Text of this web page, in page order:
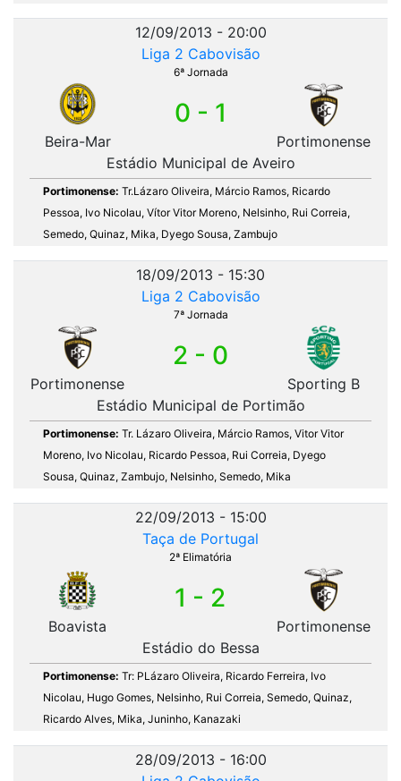
12/09/2013 - 20:00
Liga 2 Cabovisão
6ª Jornada
Beira-Mar
0 - 1
Portimonense
Estádio Municipal de Aveiro
Portimonense: Tr.Lázaro Oliveira, Márcio Ramos, Ricardo
Pessoa, Ivo Nicolau, Vítor Vitor Moreno, Nelsinho, Rui Correia,
Semedo, Quinaz, Mika, Dyego Sousa, Zambujo
18/09/2013 - 15:30
Liga 2 Cabovisão
7ª Jornada
Portimonense
2 - 0
Sporting B
Estádio Municipal de Portimão
Portimonense: Tr. Lázaro Oliveira, Márcio Ramos, Vitor Vitor
Moreno, Ivo Nicolau, Ricardo Pessoa, Rui Correia, Dyego
Sousa, Quinaz, Zambujo, Nelsinho, Semedo, Mika
22/09/2013 - 15:00
Taça de Portugal
2ª Elimatória
Boavista
1 - 2
Portimonense
Estádio do Bessa
Portimonense: Tr: PLázaro Oliveira, Ricardo Ferreira, Ivo
Nicolau, Hugo Gomes, Nelsinho, Rui Correia, Semedo, Quinaz,
Ricardo Alves, Mika, Juninho, Kanazaki
28/09/2013 - 16:00